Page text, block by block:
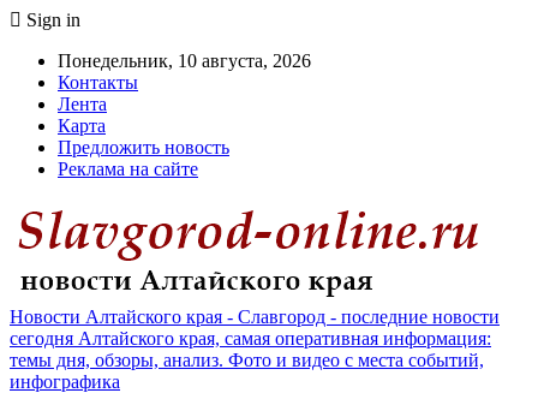
Sign in
Понедельник, 10 августа, 2026
Контакты
Лента
Карта
Предложить новость
Реклама на сайте
Новости Алтайского края - Славгород - последние новости
сегодня Алтайского края, самая оперативная информация:
темы дня, обзоры, анализ. Фото и видео с места событий,
инфографика